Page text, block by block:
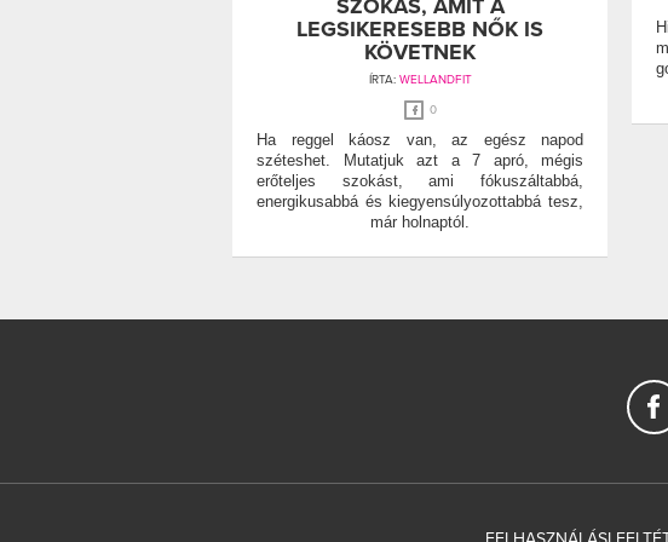
SZOKÁS, AMIT A
LEGSIKERESEBB NŐK IS
KÖVETNEK
ÍRTA: WELLANDFIT
0
Ha reggel káosz van, az egész napod
széteshet. Mutatjuk azt a 7 apró, mégis
erőteljes szokást, ami fókuszáltabbá,
energikusabbá és kiegyensúlyozottabbá tesz,
már holnaptól.